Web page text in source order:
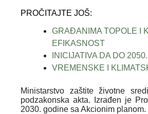
PROČITAJTE JOŠ:
GRAĐANIMA TOPOLE I
EFIKASNOST
INICIJATIVA DA DO
VREMENSKE I
Ministarstvo zaštite životne
podzakonska akta. Izrađen je
2030. godine sa Akcionim planom.